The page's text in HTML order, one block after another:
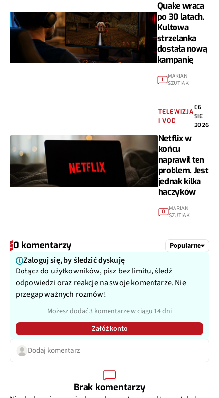
Quake wraca
po 30 latach.
Kultowa
strzelanka
dostała nową
kampanię
1
MARIAN
SZUTIAK
TELEWIZJA
I VOD
06
SIE
2026
Netflix w
końcu
naprawił ten
problem. Jest
jednak kilka
haczyków
0
MARIAN
SZUTIAK
0 komentarzy Popularne
Zaloguj się, by śledzić dyskuję
Dołącz do użytkowników, pisz bez limitu, śledź
odpowiedzi oraz reakcje na swoje komentarze. Nie
przegap ważnych rozmów!
Możesz dodać 3 komentarze w ciągu 14 dni
Załóż konto
Dodaj komentarz
Brak komentarzy